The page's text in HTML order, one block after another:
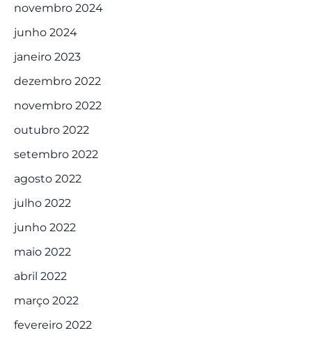
novembro 2024
junho 2024
janeiro 2023
dezembro 2022
novembro 2022
outubro 2022
setembro 2022
agosto 2022
julho 2022
junho 2022
maio 2022
abril 2022
março 2022
fevereiro 2022